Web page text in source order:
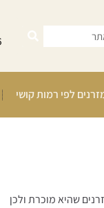
לפי רמות קושי
שהיא מוכרת ולכן